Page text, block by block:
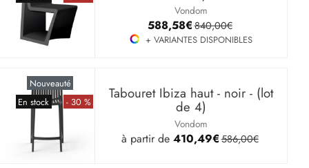
Vondom
588,58€840,00€
+ VARIANTES DISPONIBLES
Nouveauté
En stock
- 30 % Tabouret Ibiza haut - noir - (lot
de 4)
Vondom
à partir de 410,49€586,00€